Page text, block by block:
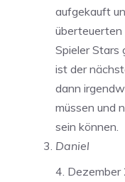
aufgekauft
überteuerten
Spieler Stars
ist der
dann
müssen und
sein können.
Daniel
4.